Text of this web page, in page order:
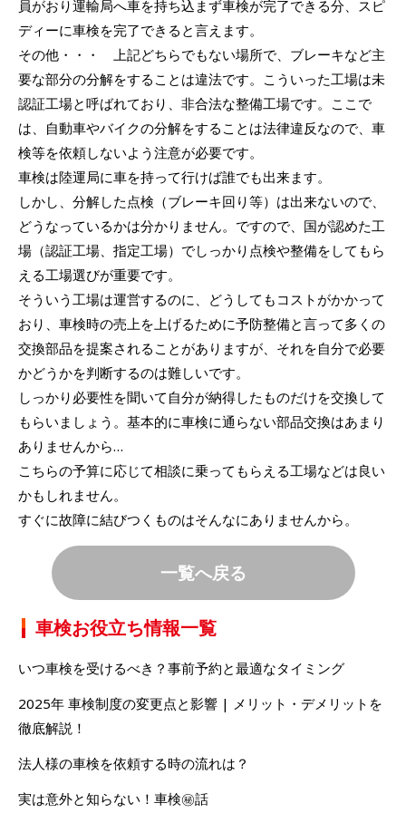
員がおり運輸局へ車を持ち込まず車検が完了できる分、スピ
ディーに車検を完了できると言えます。
その他・・・ 上記どちらでもない場所で、ブレーキなど主
要な部分の分解をすることは違法です。こういった工場は未
認証工場と呼ばれており、非合法な整備工場です。ここで
は、自動車やバイクの分解をすることは法律違反なので、車
検等を依頼しないよう注意が必要です。
車検は陸運局に車を持って行けば誰でも出来ます。
しかし、分解した点検（ブレーキ回り等）は出来ないので、
どうなっているかは分かりません。ですので、国が認めた工
場（認証工場、指定工場）でしっかり点検や整備をしてもら
える工場選びが重要です。
そういう工場は運営するのに、どうしてもコストがかかって
おり、車検時の売上を上げるために予防整備と言って多くの
交換部品を提案されることがありますが、それを自分で必要
かどうかを判断するのは難しいです。
しっかり必要性を聞いて自分が納得したものだけを交換して
もらいましょう。基本的に車検に通らない部品交換はあまり
ありませんから…
こちらの予算に応じて相談に乗ってもらえる工場などは良い
かもしれません。
すぐに故障に結びつくものはそんなにありませんから。
一覧へ戻る
車検お役立ち情報一覧
いつ車検を受けるべき？事前予約と最適なタイミング
2025年 車検制度の変更点と影響 | メリット・デメリットを
徹底解説！
法人様の車検を依頼する時の流れは？
実は意外と知らない！車検㊙話